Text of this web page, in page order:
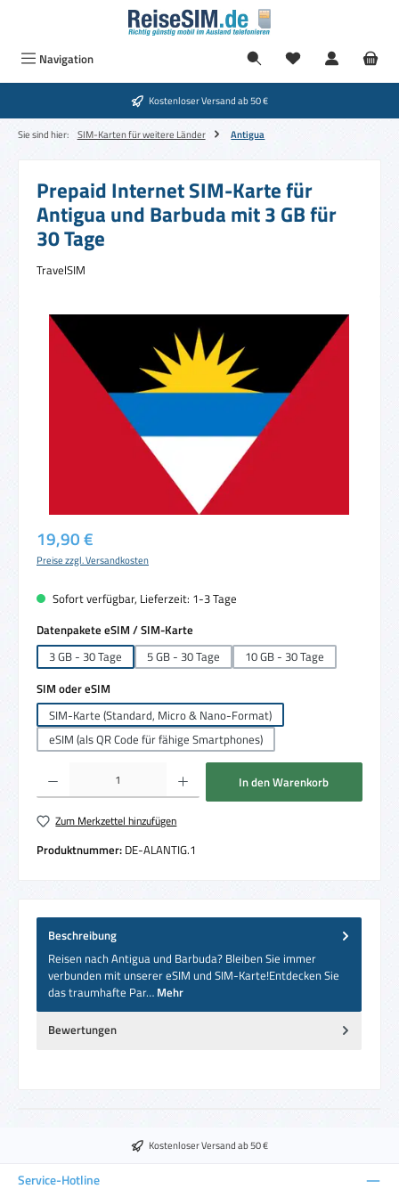
Zum Hauptinhalt springen
Navigation
Kostenloser Versand ab 50 €
Sie sind hier: SIM-Karten für weitere Länder Antigua
Prepaid Internet SIM-Karte für
Antigua und Barbuda mit 3 GB für
30 Tage
TravelSIM
Bildergalerie überspringen
Regulärer Preis:
19,90 €
Preise zzgl. Versandkosten
Sofort verfügbar, Lieferzeit: 1-3 Tage
Datenpakete eSIM / SIM-Karte
3 GB - 30 Tage
5 GB - 30 Tage
10 GB - 30 Tage
SIM oder eSIM
SIM-Karte (Standard, Micro & Nano-Format)
eSIM (als QR Code für fähige Smartphones)
Produkt Anzahl: Gib den gewünschten Wert ein oder benutze die Schaltflächen um
In den Warenkorb
Zum Merkzettel hinzufügen
Produktnummer: DE-ALANTIG.1
Beschreibung
Reisen nach Antigua und Barbuda? Bleiben Sie immer
verbunden mit unserer eSIM und SIM-Karte!Entdecken Sie
das traumhafte Par… Mehr
Bewertungen
Kostenloser Versand ab 50 €
Service-Hotline